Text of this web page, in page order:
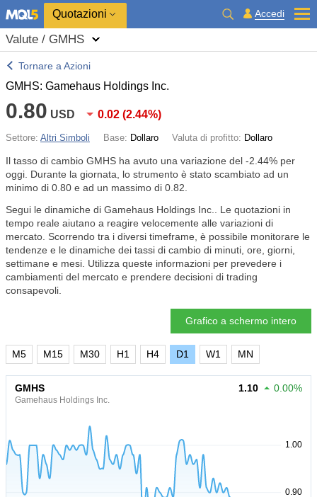
Quotazioni Accedi
Valute / GMHS
Tornare a Azioni
GMHS: Gamehaus Holdings Inc.
0.80 USD 0.02 (2.44%)
Settore: Altri Simboli Base: Dollaro Valuta di profitto: Dollaro
Il tasso di cambio GMHS ha avuto una variazione del -2.44% per
oggi. Durante la giornata, lo strumento è stato scambiato ad un
minimo di 0.80 e ad un massimo di 0.82.
Segui le dinamiche di Gamehaus Holdings Inc.. Le quotazioni in
tempo reale aiutano a reagire velocemente alle variazioni di
mercato. Scorrendo tra i diversi timeframe, è possibile monitorare le
tendenze e le dinamiche dei tassi di cambio di minuti, ore, giorni,
settimane e mesi. Utilizza queste informazioni per prevedere i
cambiamenti del mercato e prendere decisioni di trading
consapevoli.
Grafico a schermo intero
M5 M15 M30 H1 H4 D1 W1 MN
GMHS
Gamehaus Holdings Inc.
1.10 0.00%